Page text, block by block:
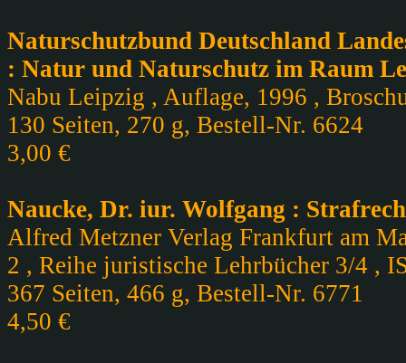
Naturschutzbund Deutschland
: Natur und Naturschutz im Raum
Nabu Leipzig , Auflage, 1996 ,
130 Seiten, 270 g, Bestell-Nr. 6624
3,00 €
Naucke, Dr. iur. Wolfgang :
Alfred Metzner Verlag Frankfurt am
2 , Reihe juristische Lehrbücher 3/4 ,
367 Seiten, 466 g, Bestell-Nr. 6771
4,50 €